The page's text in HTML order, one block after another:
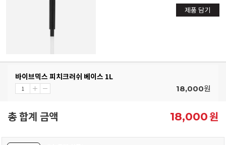
제품 담기
바이브믹스 피치크러쉬 베이스 1L
18,000원
총 합계 금액 18,000원